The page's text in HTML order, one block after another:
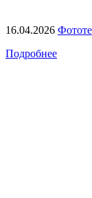
16.04.2026
Подробнее